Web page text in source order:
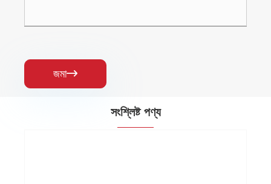
জমা
সংশ্লিষ্ট পণ্য